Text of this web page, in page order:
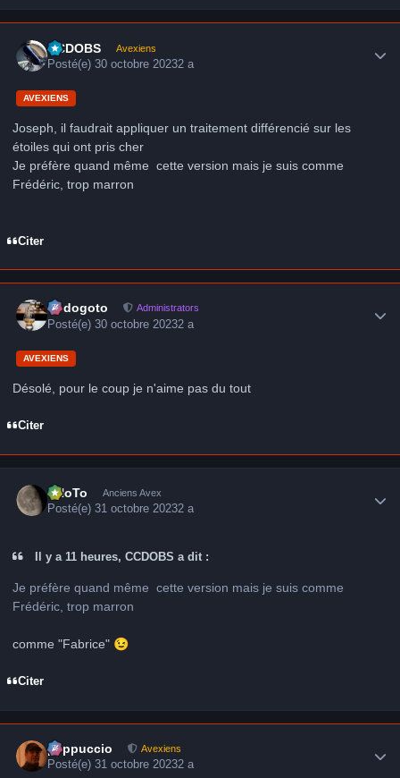
CCDOBS Avexiens
Posté(e)30 octobre 20232 a
AVEXIENS
Joseph, il faudrait appliquer un traitement différencié sur les
étoiles qui ont pris cher
Je préfère quand même cette version mais je suis comme
Frédéric, trop marron
Citer
frédogoto Administrators
Posté(e)30 octobre 20232 a
AVEXIENS
Désolé, pour le coup je n'aime pas du tout
Citer
FHoTo Anciens Avex
Posté(e)31 octobre 20232 a
Il y a 11 heures, CCDOBS a dit :
Je préfère quand même cette version mais je suis comme
Frédéric, trop marron
comme "Fabrice" 😉
Citer
peppuccio Avexiens
Posté(e)31 octobre 20232 a